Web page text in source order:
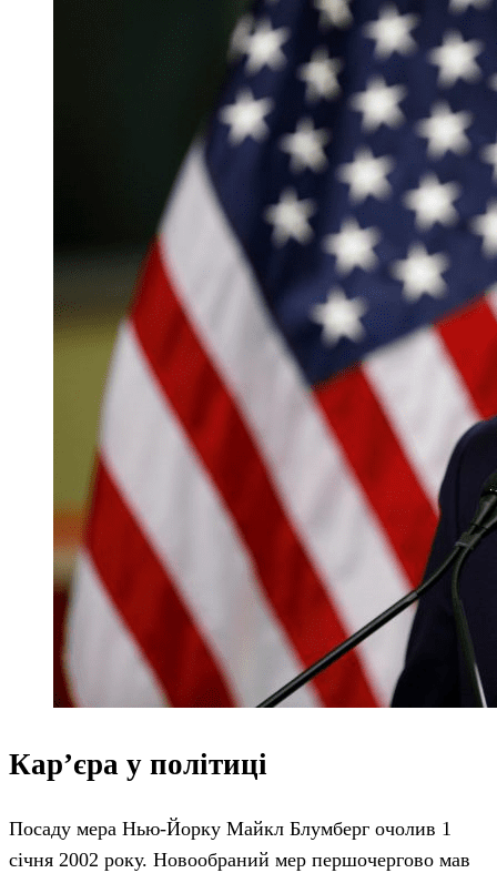
Кар’єра у політиці
Посаду мера Нью-Йорку Майкл Блумберг очолив 1
січня 2002 року. Новообраний мер першочергово мав